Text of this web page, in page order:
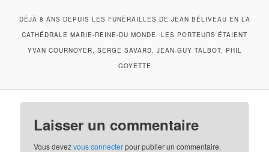
DÉJÀ 8 ANS DEPUIS LES FUNÉRAILLES DE JEAN BÉLIVEAU EN LA
CATHÉDRALE MARIE-REINE-DU MONDE. LES PORTEURS ÉTAIENT
YVAN COURNOYER, SERGE SAVARD, JEAN-GUY TALBOT, PHIL
GOYETTE
Laisser un commentaire
Vous devezvous connecterpour publier un commentaire.